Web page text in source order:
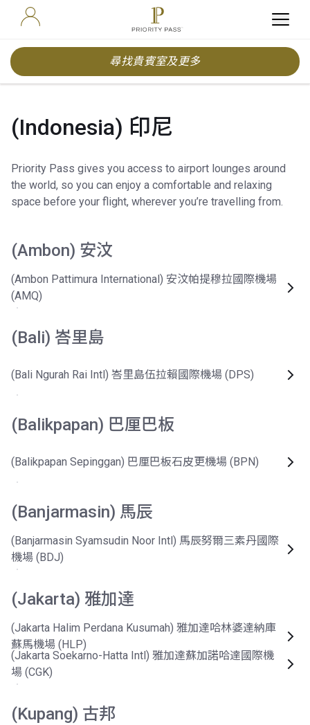
尋找貴賓室及更多
(Indonesia) 印尼
Priority Pass gives you access to airport lounges around
the world, so you can enjoy a comfortable and relaxing
space before your flight, wherever you’re travelling from.
(Ambon) 安汶
(Ambon Pattimura International) 安汶帕提穆拉國際機場
(AMQ)
(Bali) 峇里島
(Bali Ngurah Rai Intl) 峇里島伍拉賴國際機場 (DPS)
(Balikpapan) 巴厘巴板
(Balikpapan Sepinggan) 巴厘巴板石皮更機場 (BPN)
(Banjarmasin) 馬辰
(Banjarmasin Syamsudin Noor Intl) 馬辰努爾三素丹國際
機場 (BDJ)
(Jakarta) 雅加達
(Jakarta Halim Perdana Kusumah) 雅加達哈林婆達納庫
蘇馬機場 (HLP)
(Jakarta Soekarno-Hatta Intl) 雅加達蘇加諾哈達國際機
場 (CGK)
(Kupang) 古邦